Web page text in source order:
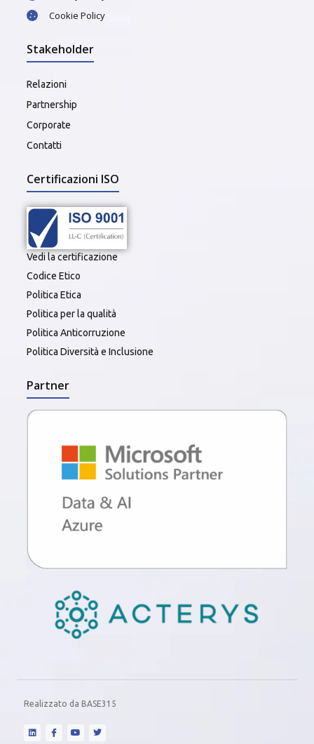
Cookie Policy
Stakeholder
Relazioni
Partnership
Corporate
Contatti
Certificazioni ISO
Vedi la certificazione
Codice Etico
Politica Etica
Politica per la qualità
Politica Anticorruzione
Politica Diversità e Inclusione
Partner
Realizzato da BASE315